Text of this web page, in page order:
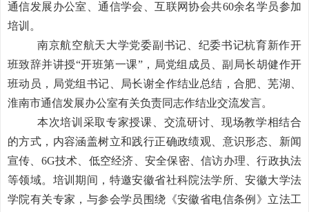
通信发展办公室、通信学会
、互联网协会共60余名学员参加
培训。
南京航空航天大学党委副书记、纪委书记杭育新作开
班致辞并讲授“开班第一课”， 局党组成员、副局长胡健作开
班动员 ，局党组书记、局长谢全作结业总结，合肥、芜湖、
淮南市通信发展办公室有关负责同志作结业交流发言。
本次培训采取专家授课、交流研讨、现场教学相结合
的方式，内容涵盖树立和践行正确政绩观、意识形态、 新闻
宣传、6G技术、 低空经济、 安全保密、信访办理、行政执法
等领域。培训期间，特邀安徽省社科院法学所、安徽大学法
学院有关专家，与参会学员围绕《安徽省电信条例》立法工